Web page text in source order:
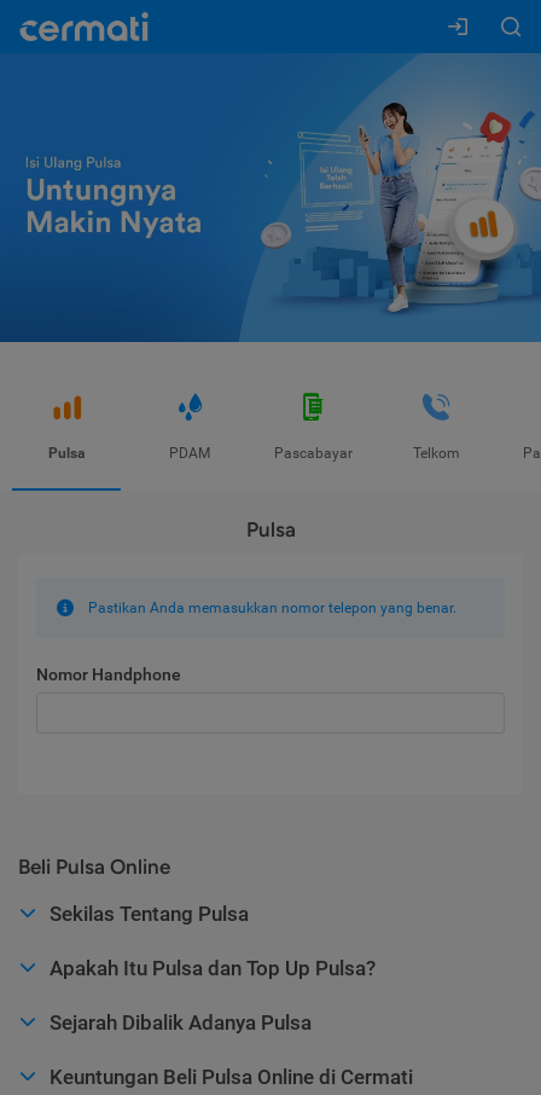
Pulsa PDAM Pascabayar Telkom
Pulsa
Pastikan Anda memasukkan nomor telepon yang benar.
Nomor Handphone
Beli Pulsa Online
Sekilas Tentang Pulsa
Apakah Itu Pulsa dan Top Up Pulsa?
Sejarah Dibalik Adanya Pulsa
Keuntungan Beli Pulsa Online di Cermati